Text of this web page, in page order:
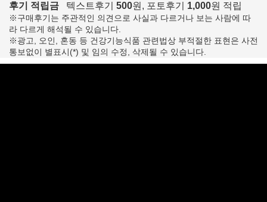
후기 적립금 텍스트후기 500원, 포토후기 1,000원 적립
※구매후기는 주관적인 의견으로 사실과 다르거나 보는 사람에 따
라 다르게 해석될 수 있습니다.
※광고, 오인, 혼동 등 건강기능식품 관련법상 부적절한 표현은 사전
통보없이 별표시(*) 및 임의 수정, 삭제될 수 있습니다.